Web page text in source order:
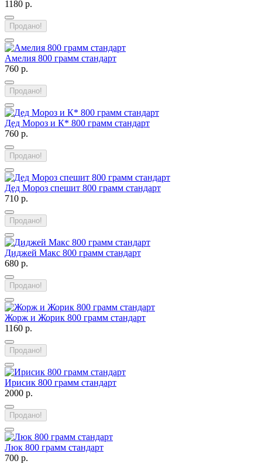
1180 р.
Продано!
Амелия 800 грамм стандарт
760 р.
Продано!
Дед Мороз и К* 800 грамм стандарт
760 р.
Продано!
Дед Мороз спешит 800 грамм стандарт
710 р.
Продано!
Диджей Макс 800 грамм стандарт
680 р.
Продано!
Жорж и Жорик 800 грамм стандарт
1160 р.
Продано!
Ирисик 800 грамм стандарт
2000 р.
Продано!
Люк 800 грамм стандарт
700 р.